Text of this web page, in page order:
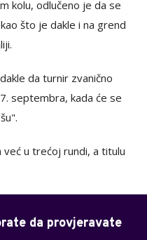
kolu, odlučeno je da se
što je dakle i na grend
da turnir zvanično
septembra, kada će se
već u trećoj rundi, a titulu
da provjeravate